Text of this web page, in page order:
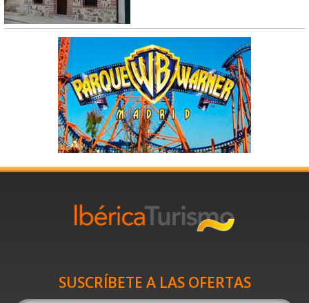
SUSCRÍBETE A LAS OFERTAS